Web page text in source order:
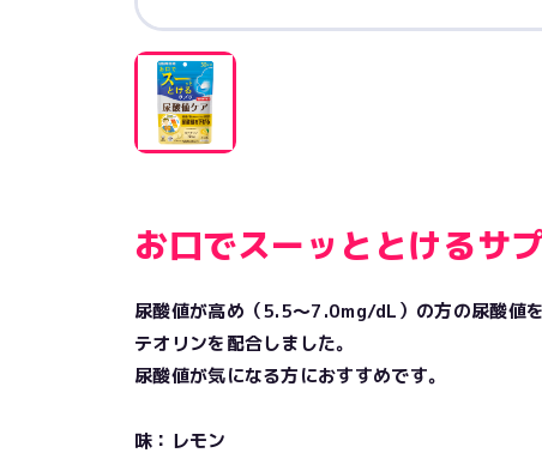
お口でスーッととけるサ
尿酸値が高め（5.5～7.0mg/dL）の方の尿酸値
テオリンを配合しました。
尿酸値が気になる方におすすめです。
味：レモン